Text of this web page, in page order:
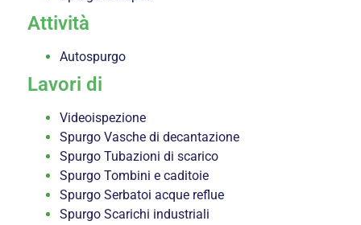
Attività
Autospurgo
Lavori di
Videoispezione
Spurgo Vasche di decantazione
Spurgo Tubazioni di scarico
Spurgo Tombini e caditoie
Spurgo Serbatoi acque reflue
Spurgo Scarichi industriali